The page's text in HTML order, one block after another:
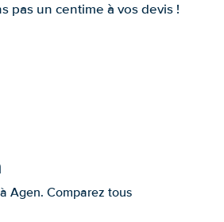
pas un centime à vos devis !
Agen. Comparez tous